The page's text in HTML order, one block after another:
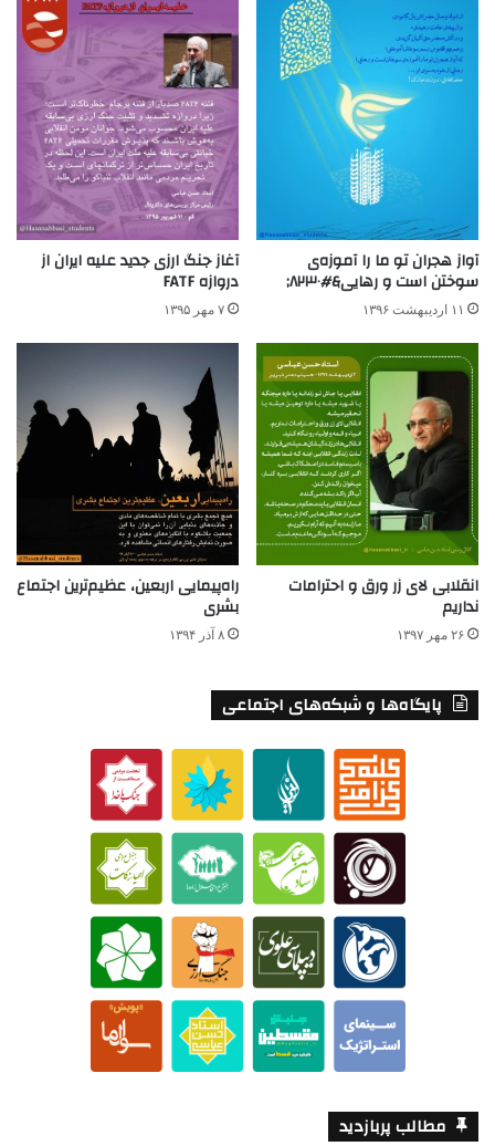
آواز هجران تو ما را آموزه‌ی
سوختن است و رهایی&#۸۲۳۰;
۱۱ اردیبهشت ۱۳۹۶
آغاز جنگ ارزی جدید علیه ایران از
دروازه FATF
۷ مهر ۱۳۹۵
انقلابی لای زر ورق و احترامات
نداریم
۲۶ مهر ۱۳۹۷
راه‌پیمایی اربعین، عظیم‌ترین اجتماع
بشری
۸ آذر ۱۳۹۴
پایگاه‌ها و شبکه‌های اجتماعی
مطالب پربازدید